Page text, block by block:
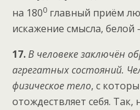
на 1800 главный приём
искажение смысла, белой
17.В человеке заключён
агрегатных состояний.
физическое тело, с
отождествляет себя.